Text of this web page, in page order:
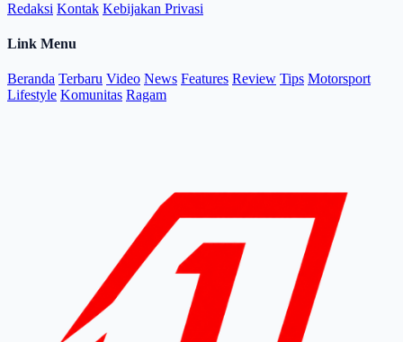
Redaksi Kontak Kebijakan Privasi
Link Menu
Beranda Terbaru Video News Features Review Tips Motorsport
Lifestyle Komunitas Ragam